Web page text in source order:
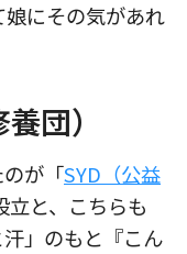
にその気があれ
団）
が「SYD（公益
立と、こちらも
」のもと『こん